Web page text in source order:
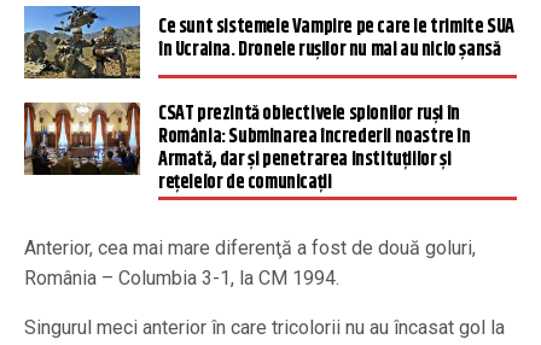
Ce sunt sistemele Vampire pe care le trimite SUA
în Ucraina. Dronele rușilor nu mai au nicio șansă
CSAT prezintă obiectivele spionilor ruși în
România: Subminarea încrederii noastre în
Armată, dar și penetrarea instituțiilor și
rețelelor de comunicații
Anterior, cea mai mare diferenţă a fost de două goluri,
România – Columbia 3-1, la CM 1994.
Singurul meci anterior în care tricolorii nu au încasat gol la